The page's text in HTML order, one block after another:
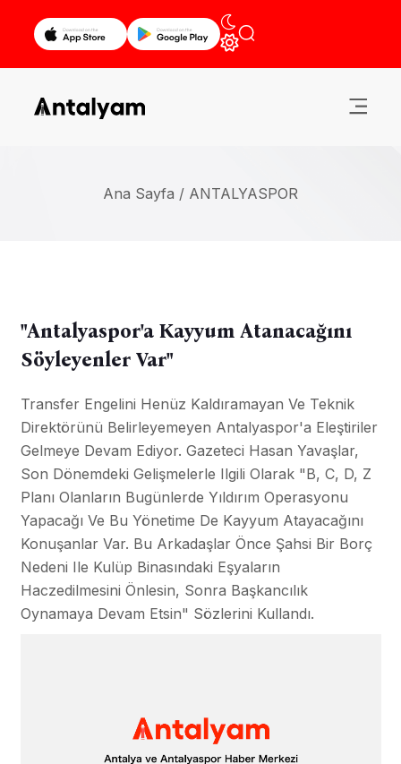
Ana Sayfa / ANTALYASPOR
"Antalyaspor'a Kayyum Atanacağını
Söyleyenler Var"
Transfer Engelini Henüz Kaldıramayan Ve Teknik
Direktörünü Belirleyemeyen Antalyaspor'a Eleştiriler
Gelmeye Devam Ediyor. Gazeteci Hasan Yavaşlar,
Son Dönemdeki Gelişmelerle Ilgili Olarak "B, C, D, Z
Planı Olanların Bugünlerde Yıldırım Operasyonu
Yapacağı Ve Bu Yönetime De Kayyum Atayacağını
Konuşanlar Var. Bu Arkadaşlar Önce Şahsi Bir Borç
Nedeni Ile Kulüp Binasındaki Eşyaların
Haczedilmesini Önlesin, Sonra Başkancılık
Oynamaya Devam Etsin" Sözlerini Kullandı.